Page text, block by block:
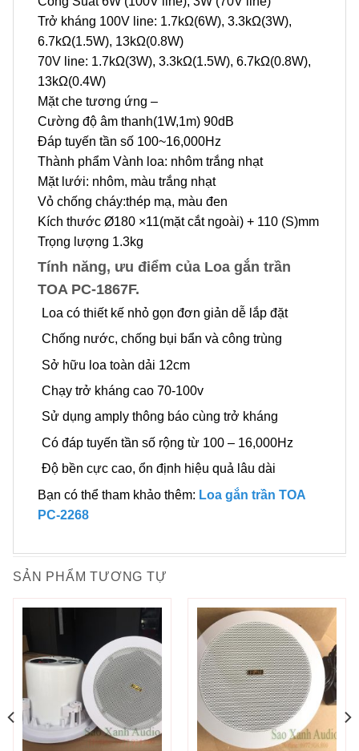
Trở kháng 100V line: 1.7kΩ(6W), 3.3kΩ(3W),
6.7kΩ(1.5W), 13kΩ(0.8W)
70V line: 1.7kΩ(3W), 3.3kΩ(1.5W), 6.7kΩ(0.8W),
13kΩ(0.4W)
Mặt che tương ứng –
Cường độ âm thanh(1W,1m) 90dB
Đáp tuyến tần số 100~16,000Hz
Thành phẩm Vành loa: nhôm trắng nhạt
Mặt lưới: nhôm, màu trắng nhạt
Vỏ chống cháy:thép mạ, màu đen
Kích thước Ø180 ×11(mặt cắt ngoài) + 110 (S)mm
Trọng lượng 1.3kg
Tính năng, ưu điểm của Loa gắn trần
TOA PC-1867F.
Loa có thiết kế nhỏ gọn đơn giản dễ lắp đặt
Chống nước, chống bụi bẩn và công trùng
Sở hữu loa toàn dải 12cm
Chạy trở kháng cao 70-100v
Sử dụng amply thông báo cùng trở kháng
Có đáp tuyến tần số rộng từ 100 – 16,000Hz
Độ bền cực cao, ổn định hiệu quả lâu dài
Bạn có thể tham khảo thêm: Loa gắn trần TOA
PC-2268
SẢN PHẨM TƯƠNG TỰ